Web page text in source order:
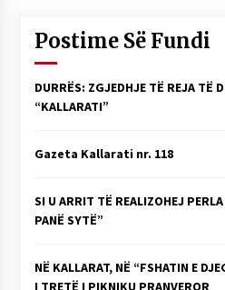
Gazeta Kallarati nr. 116
28/01/2026
Mbi kockat e martirëve ngrihet
Gazeta Kallarati nr. 115
Faksimilet e një 83 vjetori lufte:
04/10/2025
Postime Së Fundi
DURRËS: ZGJEDHJE TË REJA TË
“KALLARATI”
Gazeta Kallarati nr. 118
SI U ARRIT TË REALIZOHEJ
PANË SYTË”
NË KALLARAT, NË “FSHATIN E
I TRETË I PIKNIKU PRANVEROR